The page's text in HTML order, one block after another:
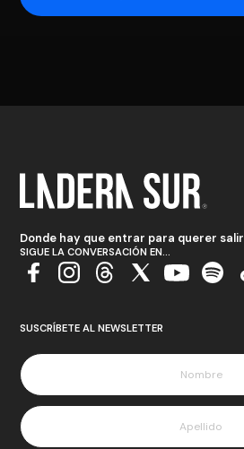
Donde hay que entrar para querer salir
SIGUE LA CONVERSACIÓN EN...
SUSCRÍBETE AL NEWSLETTER